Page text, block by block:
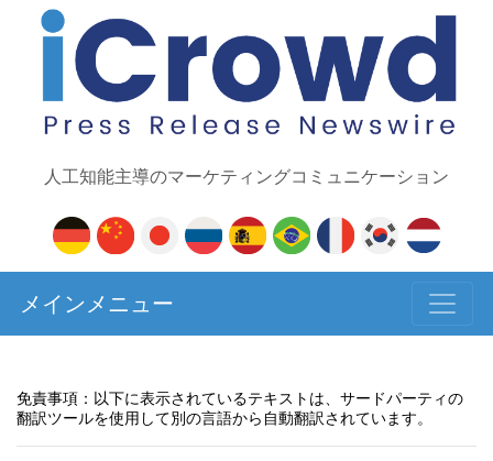
人工知能主導のマーケティングコミュニケーション
メインメニュー
免責事項：以下に表示されているテキストは、サードパーティの
翻訳ツールを使用して別の言語から自動翻訳されています。